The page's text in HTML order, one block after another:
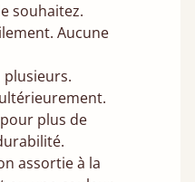
souhaitez.
Aucune
plusieurs.
plus de
assortie à la